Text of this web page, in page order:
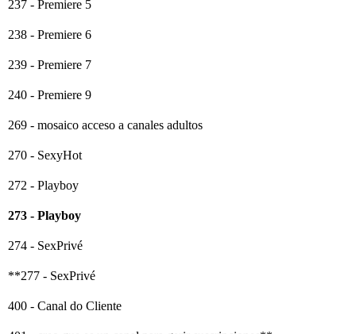
237 - Premiere 5
238 - Premiere 6
239 - Premiere 7
240 - Premiere 9
269 - mosaico acceso a canales adultos
270 - SexyHot
272 - Playboy
273 - Playboy
274 - SexPrivé
**277 - SexPrivé
400 - Canal do Cliente